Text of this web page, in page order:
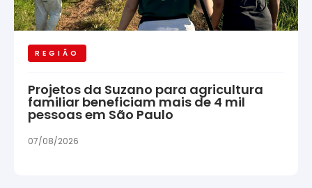
REGIÃO
Projetos da Suzano para agricultura
familiar beneficiam mais de 4 mil
pessoas em São Paulo
07/08/2026